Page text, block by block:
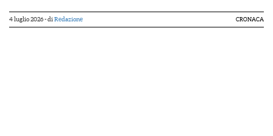
4 luglio 2026- di Redazione CRONACA